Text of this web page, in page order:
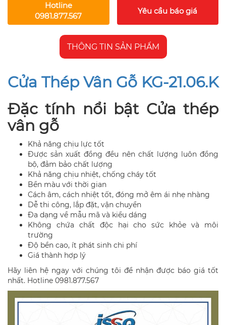
Hotline
0981.877.567
Yêu cầu báo giá
THÔNG TIN SẢN PHẨM
Cửa Thép Vân Gỗ KG-21.06.K
Đặc tính nổi bật Cửa thép
vân gỗ
Khả năng chịu lực tốt
Được sản xuất đồng đều nên chất lượng luôn đồng
bộ, đảm bảo chất lượng
Khả năng chịu nhiệt, chống cháy tốt
Bền màu với thời gian
Cách âm, cách nhiệt tốt, đóng mở êm ái nhẹ nhàng
Dễ thi công, lắp đặt, vận chuyển
Đa dạng về mẫu mã và kiểu dáng
Không chứa chất độc hại cho sức khỏe và môi
trường
Độ bền cao, ít phát sinh chi phí
Giá thành hợp lý
Hãy liên hệ ngay với chúng tôi để nhận được báo giá tốt
nhất. Hotline 0981.877.567